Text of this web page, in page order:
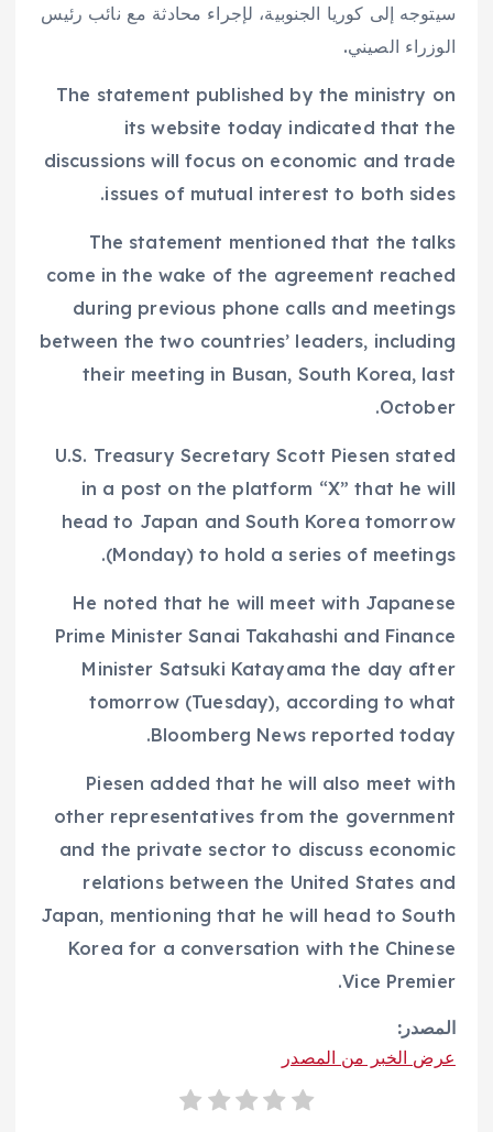
سيتوجه إلى كوريا الجنوبية، لإجراء محادثة مع نائب رئيس
الوزراء الصيني.
The statement published by the ministry on
its website today indicated that the
discussions will focus on economic and trade
issues of mutual interest to both sides.
The statement mentioned that the talks
come in the wake of the agreement reached
during previous phone calls and meetings
between the two countries’ leaders, including
their meeting in Busan, South Korea, last
October.
U.S. Treasury Secretary Scott Piesen stated
in a post on the platform “X” that he will
head to Japan and South Korea tomorrow
(Monday) to hold a series of meetings.
He noted that he will meet with Japanese
Prime Minister Sanai Takahashi and Finance
Minister Satsuki Katayama the day after
tomorrow (Tuesday), according to what
Bloomberg News reported today.
Piesen added that he will also meet with
other representatives from the government
and the private sector to discuss economic
relations between the United States and
Japan, mentioning that he will head to South
Korea for a conversation with the Chinese
Vice Premier.
المصدر:
عرض الخبر من المصدر